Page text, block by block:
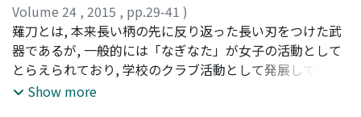
明らかにした.
Volume 24 , 2015 , pp.29-41 )
ベレック, クロエ;Bellec, Chloé
薙刀とは, 本来長い柄の先に反り返った長い刃をつけた武
器であるが, 一般的には「なぎなた」が女子の活動として
とらえられており, 学校のクラブ活動として発展している.
日本全国で盛んに行われているが, 国際的には1990に国際
Show more